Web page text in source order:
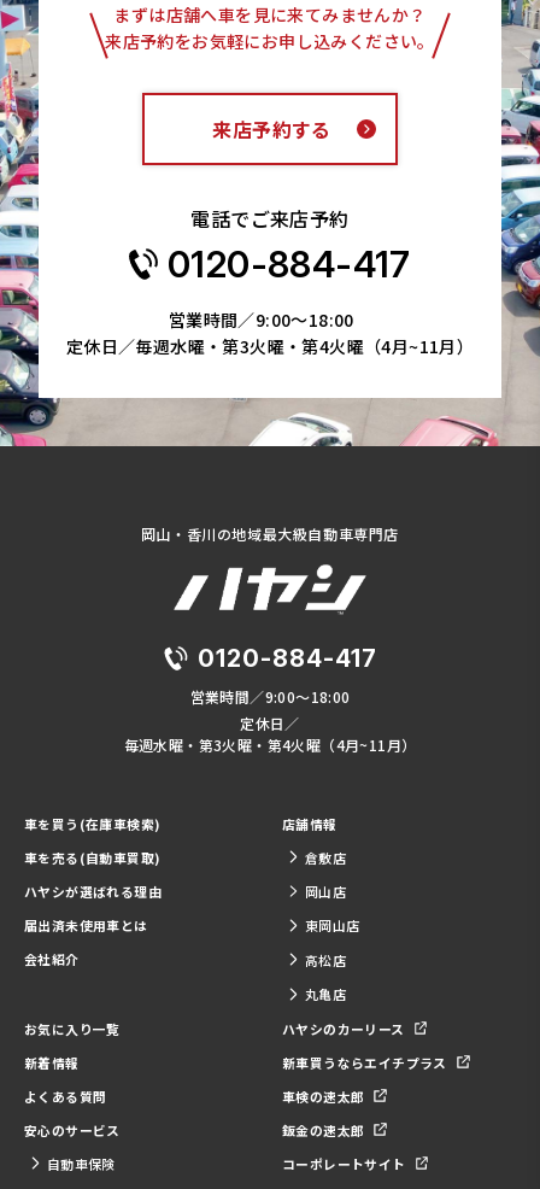
まずは店舗へ車を見に来てみませんか？
来店予約をお気軽にお申し込みください。
来店予約する
電話でご来店予約
0120-884-417
営業時間／9:00～18:00
定休日／毎週水曜・第3火曜・第4火曜（4月~11月）
岡山・香川の地域最大級自動車専門店
0120-884-417
営業時間／9:00～18:00
定休日／
毎週水曜・第3火曜・第4火曜（4月~11月）
車を買う(在庫車検索)
車を売る(自動車買取)
ハヤシが選ばれる理由
届出済未使用車とは
会社紹介
店舗情報
倉敷店
岡山店
東岡山店
高松店
丸亀店
お気に入り一覧
新着情報
よくある質問
安心のサービス
自動車保険
ハヤシのカーリース
新車買うならエイチプラス
車検の速太郎
鈑金の速太郎
コーポレートサイト